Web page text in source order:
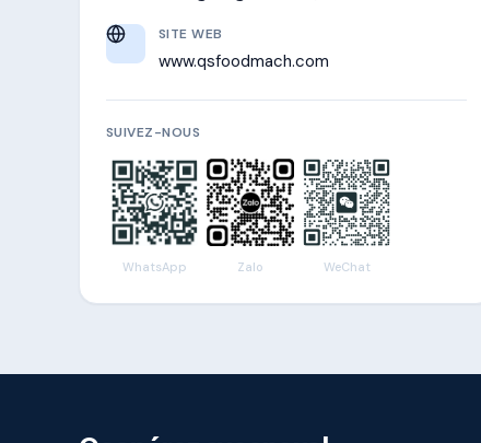
SITE WEB
www.qsfoodmach.com
SUIVEZ-NOUS
WhatsApp Zalo WeChat